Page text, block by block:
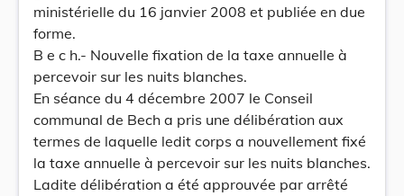
ministérielle du 16 janvier 2008 et publiée en due
forme.
B e c h.- Nouvelle fixation de la taxe annuelle à
percevoir sur les nuits blanches.
En séance du 4 décembre 2007 le Conseil
communal de Bech a pris une délibération aux
termes de laquelle ledit corps a nouvellement fixé
la taxe annuelle à percevoir sur les nuits blanches.
Ladite délibération a été approuvée par arrêté